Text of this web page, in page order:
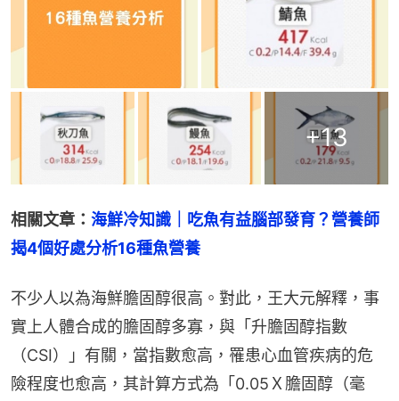
+13
相關文章： 海鮮冷知識｜吃魚有益腦部發育？營養師
揭4個好處分析16種魚營養
不少人以為海鮮膽固醇很高。對此，王大元解釋，事
實上人體合成的膽固醇多寡，與「升膽固醇指數
（CSI）」有關，當指數愈高，罹患心血管疾病的危
險程度也愈高，其計算方式為「0.05Ｘ膽固醇（毫